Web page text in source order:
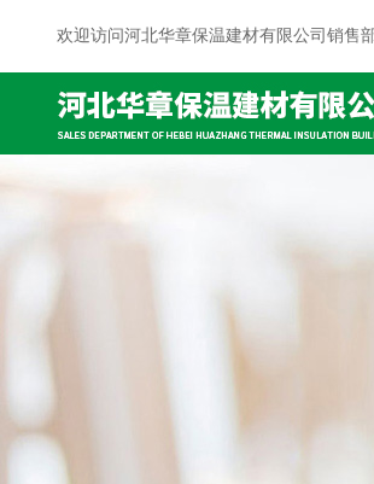
欢迎访问河北华章保温建材有限公司销售